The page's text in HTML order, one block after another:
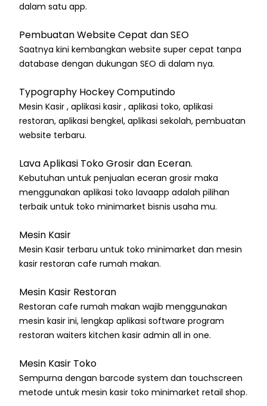
dalam satu app.
Pembuatan Website Cepat dan SEO
Saatnya kini kembangkan website super cepat tanpa
database dengan dukungan SEO di dalam nya.
Typography Hockey Computindo
Mesin Kasir , aplikasi kasir , aplikasi toko, aplikasi
restoran, aplikasi bengkel, aplikasi sekolah, pembuatan
website terbaru.
Lava Aplikasi Toko Grosir dan Eceran.
Kebutuhan untuk penjualan eceran grosir maka
menggunakan aplikasi toko lavaapp adalah pilihan
terbaik untuk toko minimarket bisnis usaha mu.
Mesin Kasir
Mesin Kasir terbaru untuk toko minimarket dan mesin
kasir restoran cafe rumah makan.
Mesin Kasir Restoran
Restoran cafe rumah makan wajib menggunakan
mesin kasir ini, lengkap aplikasi software program
restoran waiters kitchen kasir admin all in one.
Mesin Kasir Toko
Sempurna dengan barcode system dan touchscreen
metode untuk mesin kasir toko minimarket retail shop.